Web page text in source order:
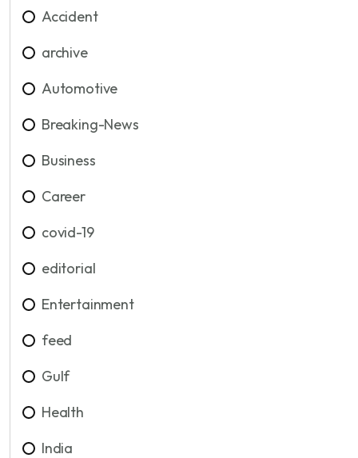
Accident
archive
Automotive
Breaking-News
Business
Career
covid-19
editorial
Entertainment
feed
Gulf
Health
India